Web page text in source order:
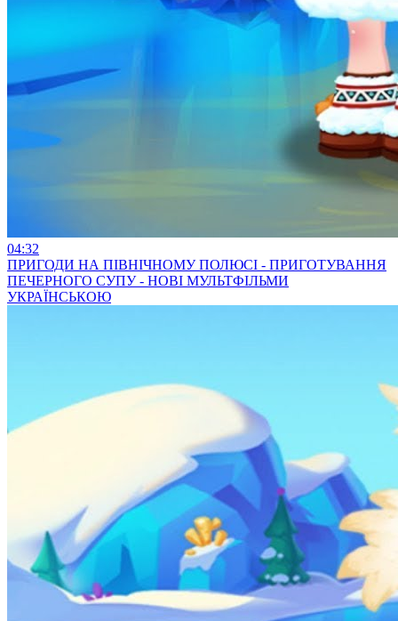
04:32
ПРИГОДИ НА ПІВНІЧНОМУ ПОЛЮСІ - ПРИГОТУВАННЯ
ПЕЧЕРНОГО СУПУ - НОВІ МУЛЬТФІЛЬМИ
УКРАЇНСЬКОЮ